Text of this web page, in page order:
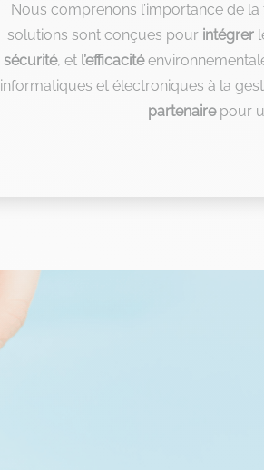
Nous comprenons l’importance de
solutions sont conçues pour intégrer
sécurité, et l’efficacité
informatiques et électroniques à la
partenairepour